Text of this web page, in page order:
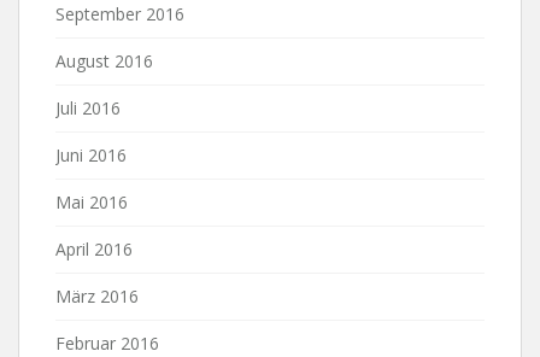
September 2016
August 2016
Juli 2016
Juni 2016
Mai 2016
April 2016
März 2016
Februar 2016